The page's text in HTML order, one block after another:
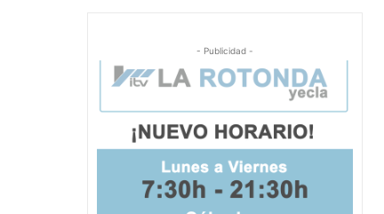
- Publicidad -